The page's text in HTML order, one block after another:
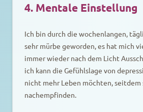
4. Mentale Einstellung
Ich bin durch die wochenlangen,
sehr mürbe geworden, es hat mich
immer wieder nach dem Licht
ich kann die Gefühlslage von
nicht mehr Leben möchten, seitdem
nachempfinden.